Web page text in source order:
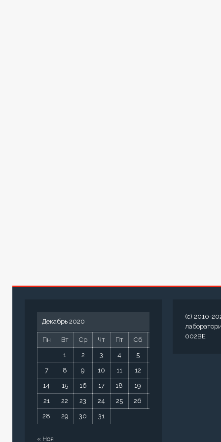
Декабрь 2020
Пн Вт Ср Чт Пт Сб
1 2 3 4 5
7 8 9 10 11 12
14 15 16 17 18 19
21 22 23 24 25 26
28 29 30 31
« Ноя
(c) 2010-
002BE